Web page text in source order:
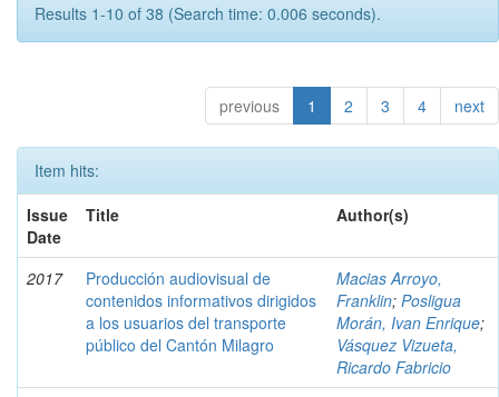
Results 1-10 of 38 (Search time: 0.006 seconds).
previous 1 2 3 4 next
Item hits:
Issue
Date
Title Author(s)
2017
Producción audiovisual de
contenidos informativos dirigidos
a los usuarios del transporte
público del Cantón Milagro
Macias Arroyo,
Franklin; Posligua
Morán, Ivan Enrique;
Vásquez Vizueta,
Ricardo Fabricio